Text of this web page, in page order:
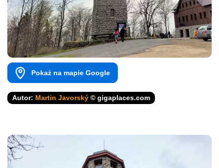
Pokaż na mapie Google
Autor: Martin Javorský © gigaplaces.com